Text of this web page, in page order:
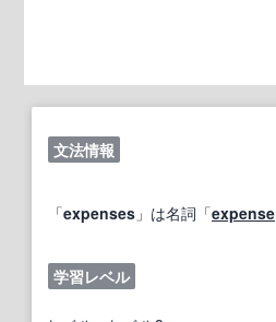
文法情報
「expenses 」は名詞「expense
学習レベル